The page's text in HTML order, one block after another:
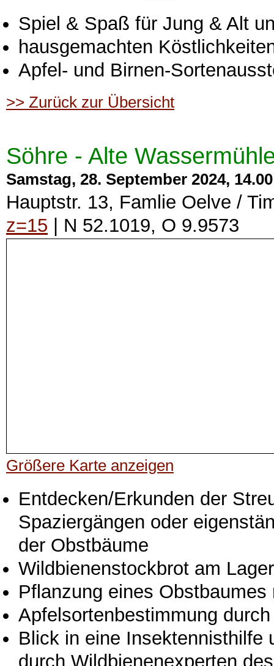
Spiel & Spaß für Jung & Alt
hausgemachten
Apfel- und Birnen-
>> Zurück zur Übersicht
Söhre - Alte
Samstag, 28. September 2024,
Hauptstr. 13, Famlie Oelve /
z=15 | N 52.1019, O 9.9573
Größere Karte anzeigen
Entdecken/Erkunden der
Spaziergängen oder
der Obstbäume
Wildbienenstockbrot am
Pflanzung eines
Apfelsortenbestimmung
Blick in eine Insektennisthilfe
durch Wildbienenexperten